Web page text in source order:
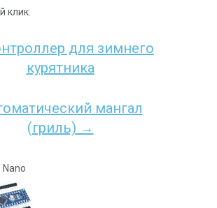
клик.
для зимнего
курятника
мангал
(гриль) →